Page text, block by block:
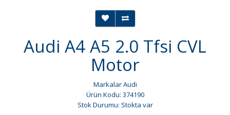
Audi A4 A5 2.0 Tfsi CVL
Motor
MarkalarAudi
Ürün Kodu: 374190
Stok Durumu: Stokta var